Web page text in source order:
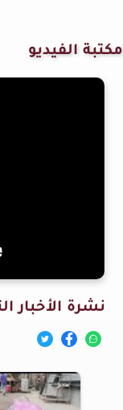
مكتبة الفيديو
نشرة الأخبار